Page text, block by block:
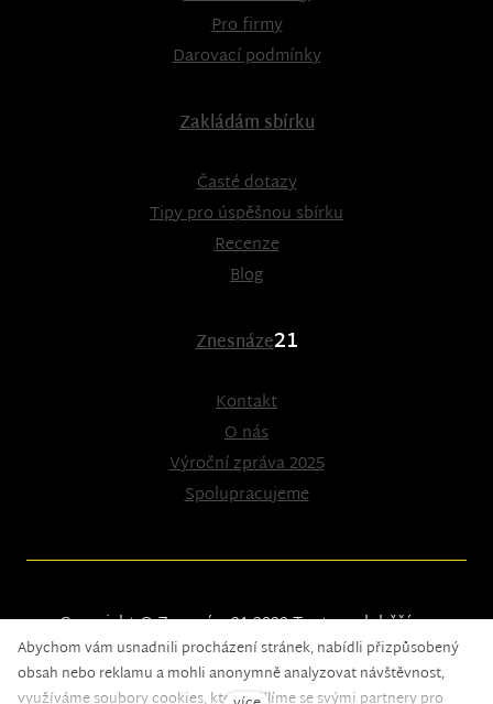
Pro firmy
Darovací podmínky
Zakládám sbírku
Časté dotazy
Tipy pro úspěšnou sbírku
Recenze
Blog
Znesnáze21
Kontakt
O nás
Výroční zpráva 2025
Spolupracujeme
Copyright © Znesnáze21 2023Tento web běží na
solidpixels.
Abychom vám usnadnili procházení stránek, nabídli přizpůsobený
obsah nebo reklamu a mohli anonymně analyzovat návštěvnost,